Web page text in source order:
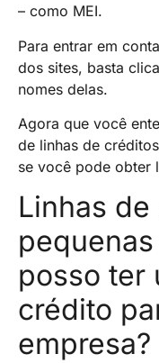
– como MEI.
Para entrar em
dos sites, basta
nomes delas.
Agora que você
de linhas de
se você pode obter
Linhas
posso ter
crédito
empresa?